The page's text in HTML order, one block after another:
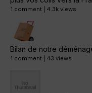
1 comment 4.3k views
Bilan de notre
1 comment 43 views